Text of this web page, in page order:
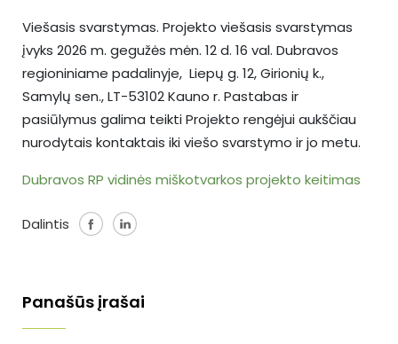
Viešasis svarstymas. Projekto viešasis svarstymas
įvyks 2026 m. gegužės mėn. 12 d. 16 val. Dubravos
regioniniame padalinyje, Liepų g. 12, Girionių k.,
Samylų sen., LT-53102 Kauno r. Pastabas ir
pasiūlymus galima teikti Projekto rengėjui aukščiau
nurodytais kontaktais iki viešo svarstymo ir jo metu.
Dubravos RP vidinės miškotvarkos projekto keitimas
Dalintis
Panašūs įrašai